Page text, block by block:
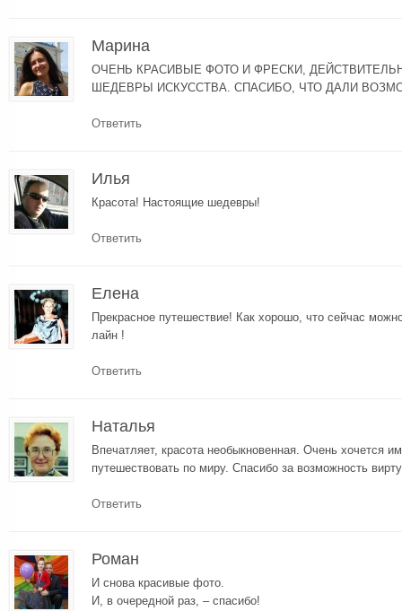
Марина
ОЧЕНЬ КРАСИВЫЕ ФОТО И ФРЕСКИ,
ШЕДЕВРЫ ИСКУССТВА. СПАСИБО, ЧТО ДАЛИ
Ответить
Илья
Красота! Настоящие шедевры!
Ответить
Елена
Прекрасное путешествие! Как хорошо, что сейчас
лайн !
Ответить
Наталья
Впечатляет, красота необыкновенная. Очень хочется
путешествовать по миру. Спасибо за возможность
Ответить
Роман
И снова красивые фото.
И, в очередной раз, – спасибо!